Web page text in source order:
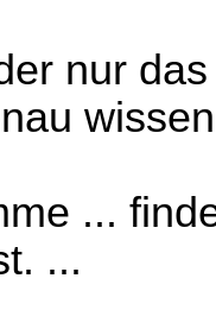
nur
...
...